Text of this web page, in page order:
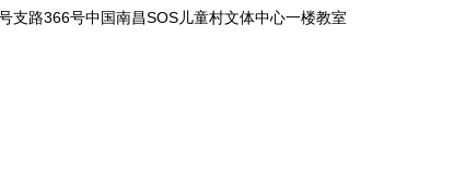
路366号中国南昌SOS儿童村文体中心一楼教室